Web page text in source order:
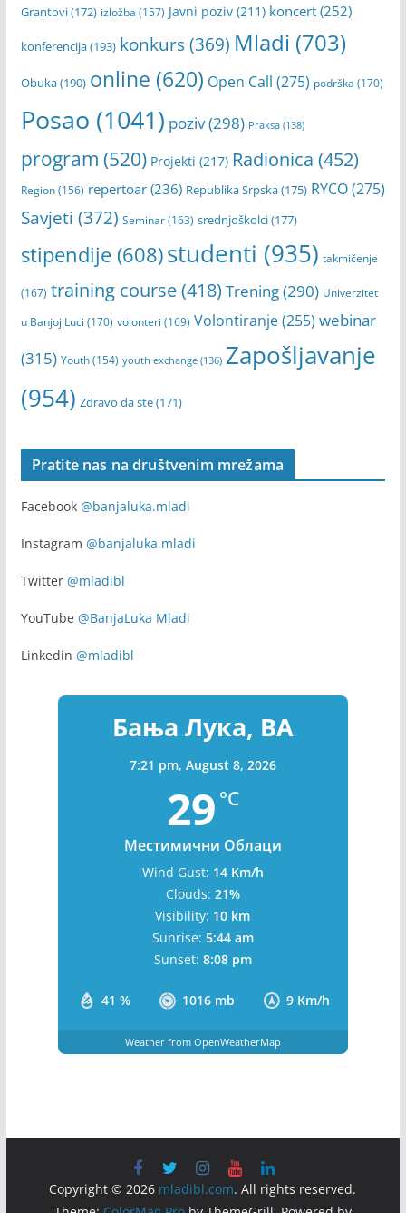
Grantovi(172) izložba (157) Javni poziv(211) koncert(252)
konferencija(193) konkurs(369) Mladi (703)
Obuka(190) online (620) Open Call (275) podrška (170)
Posao (1041) poziv(298) Praksa(138)
program (520) Projekti (217) Radionica (452)
Region(156) repertoar(236) Republika Srpska(175) RYCO(275)
Savjeti (372) Seminar(163) srednjoškolci(177)
stipendije(608)studenti (935) takmičenje
(167) training course(418) Trening(290) Univerzitet
u Banjoj Luci (170) volonteri (169) Volontiranje(255) webinar
(315) Youth(154) youth exchange(136) Zapošljavanje
(954) Zdravo da ste(171)
Pratite nas na društvenim mrežama
Facebook @banjaluka.mladi
Instagram @banjaluka.mladi
Twitter @mladibl
YouTube @BanjaLuka Mladi
Linkedin @mladibl
Бања Лука, BA
7:21 pm, August 8, 2026
29 °C
Местимични Облаци
41 % 1016 mb 9 Km/h
Wind Gust: 14 Km/h
Clouds: 21%
Visibility: 10 km
Sunrise: 5:44 am
Sunset: 8:08 pm
Weather from OpenWeatherMap
Copyright © 2026 mladibl.com. All rights reserved.